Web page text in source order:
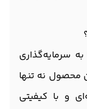
سرمایه‌گذاری
محصول نه تنها
و با کیفیتی